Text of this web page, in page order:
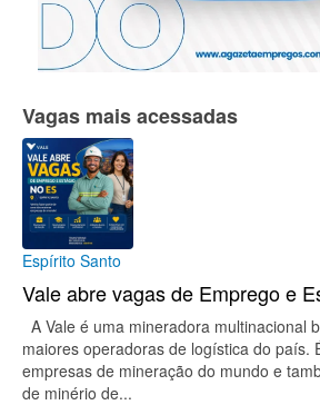
Vagas mais acessadas
Espírito Santo
Vale abre vagas de Emprego e
A Vale é uma mineradora multinacional
maiores operadoras de logística do país.
empresas de mineração do mundo e
de minério de...